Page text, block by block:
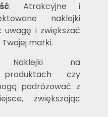
: Atrakcyjne i
naklejki
i zwiększać
marki.
na
produktach czy
podróżować z
zwiększając